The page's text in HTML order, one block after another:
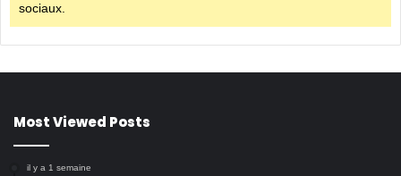
sociaux.
Most Viewed Posts
il y a 1 semaine